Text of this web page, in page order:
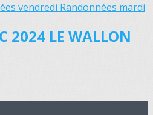
vendredi Randonnées mardi
2024 LE WALLON